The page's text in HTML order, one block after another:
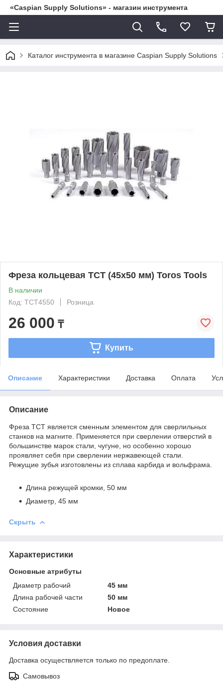
«Caspian Supply Solutions» - магазин инструмента
Каталог инструмента в магазине Caspian Supply Solutions
Фреза кольцевая TCT (45x50 мм) Toros Tools
В наличии
Код: TCT4550
Розница
26 000 ₸
Купить
Описание Характеристики Доставка Оплата
Описание
Фреза TCT является сменным элементом для сверлильных
станков на магните. Применяется при сверлении отверстий в
большинстве марок стали, чугуне, но особенно хорошо
проявляет себя при сверлении нержавеющей стали.
Режущие зубья изготовлены из сплава карбида и вольфрама.
Длина режущей кромки, 50 мм
Диаметр, 45 мм
Скрыть
Характеристики
Основные атрибуты
Диаметр рабочий
45 мм
Длина рабочей части
50 мм
Состояние
Новое
Условия доставки
Доставка осуществляется только по предоплате.
Самовывоз